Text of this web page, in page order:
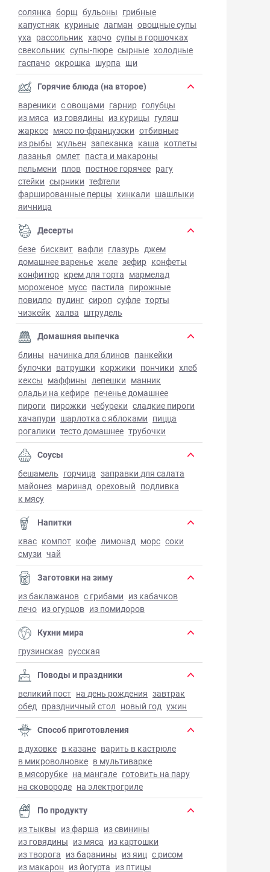
солянка борщ бульоны грибные
капустняк куриные лагман овощные супы
уха рассольник харчо супы в горшочках
свекольник супы-пюре сырные холодные
гаспачо окрошка шурпа щи
Горячие блюда (на второе)
вареники с овощами гарнир голубцы
из мяса из говядины из курицы гуляш
жаркое мясо по-французски отбивные
из рыбы жульен запеканка каша котлеты
лазанья омлет паста и макароны
пельмени плов постное горячее рагу
стейки сырники тефтели
фаршированные перцы хинкали шашлыки
яичница
Десерты
безе бисквит вафли глазурь джем
домашнее варенье желе зефир конфеты
конфитюр крем для торта мармелад
мороженое мусс пастила пирожные
повидло пудинг сироп суфле торты
чизкейк халва штрудель
Домашняя выпечка
блины начинка для блинов панкейки
булочки ватрушки коржики пончики хлеб
кексы маффины лепешки манник
оладьи на кефире печенье домашнее
пироги пирожки чебуреки сладкие пироги
хачапури шарлотка с яблоками пицца
рогалики тесто домашнее трубочки
Соусы
бешамель горчица заправки для салата
майонез маринад ореховый подливка
к мясу
Напитки
квас компот кофе лимонад морс соки
смузи чай
Заготовки на зиму
из баклажанов с грибами из кабачков
лечо из огурцов из помидоров
Кухни мира
грузинская русская
Поводы и праздники
великий пост на день рождения завтрак
обед праздничный стол новый год ужин
Способ приготовления
в духовке в казане варить в кастрюле
в микроволновке в мультиварке
в мясорубке на мангале готовить на пару
на сковороде на электрогриле
По продукту
из тыквы из фарша из свинины
из говядины из мяса из картошки
из творога из баранины из яиц с рисом
из макарон из йогурта из птицы